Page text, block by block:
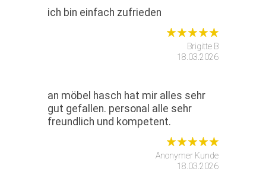
ich bin einfach zufrieden
Brigitte B
18.03.2026
an möbel hasch hat mir alles sehr
gut gefallen. personal alle sehr
freundlich und kompetent.
Anonymer Kunde
18.03.2026